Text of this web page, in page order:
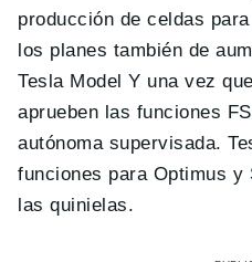
producción de celdas
los planes también de
Tesla Model Y una vez
aprueben las funciones
autónoma supervisada.
funciones para Optimus y
las quinielas.